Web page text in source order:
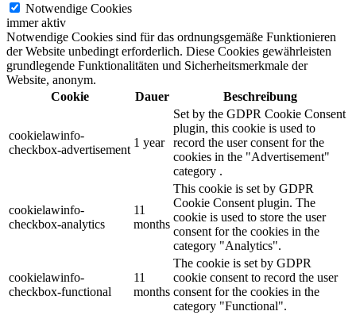
Notwendige Cookies
immer aktiv
Notwendige Cookies sind für das ordnungsgemäße Funktionieren
der Website unbedingt erforderlich. Diese Cookies gewährleisten
grundlegende Funktionalitäten und Sicherheitsmerkmale der
Website, anonym.
Cookie
Dauer Beschreibung
cookielawinfo-
checkbox-advertisement
1 year
Set by the GDPR Cookie Consent
plugin, this cookie is used to
record the user consent for the
cookies in the "Advertisement"
category .
cookielawinfo-
checkbox-analytics
11
months
This cookie is set by GDPR
Cookie Consent plugin. The
cookie is used to store the user
consent for the cookies in the
category "Analytics".
cookielawinfo-
checkbox-functional
11
months
The cookie is set by GDPR
cookie consent to record the user
consent for the cookies in the
category "Functional".